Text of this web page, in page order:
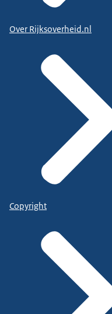
Over Rijksoverheid.nl
Copyright